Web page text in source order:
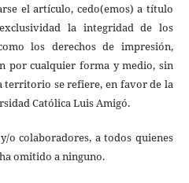
el artículo, cedo(emos) a título
la integridad de los
los derechos de impresión,
por cualquier forma y medio, sin
territorio se refiere, en favor de la
Católica Luis Amigó.
o colaboradores, a todos quienes
omitido a ninguno.